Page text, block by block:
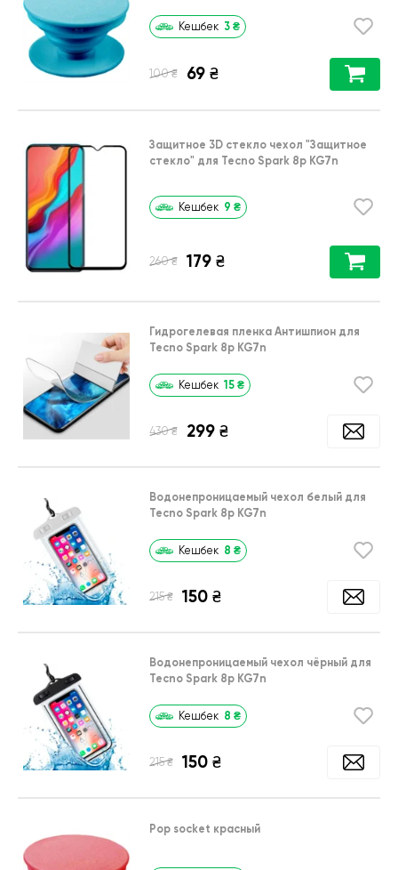
Кешбек 3 ₴
100 ₴ 69 ₴
Защитное 3D стекло чехол "Защитное
стекло" для Tecno Spark 8p KG7n
Кешбек 9 ₴
260 ₴ 179 ₴
Гидрогелевая пленка Антишпион для
Tecno Spark 8p KG7n
Кешбек 15 ₴
430 ₴ 299 ₴
Водонепроницаемый чехол белый для
Tecno Spark 8p KG7n
Кешбек 8 ₴
215 ₴ 150 ₴
Водонепроницаемый чехол чёрный для
Tecno Spark 8p KG7n
Кешбек 8 ₴
215 ₴ 150 ₴
Pop socket красный